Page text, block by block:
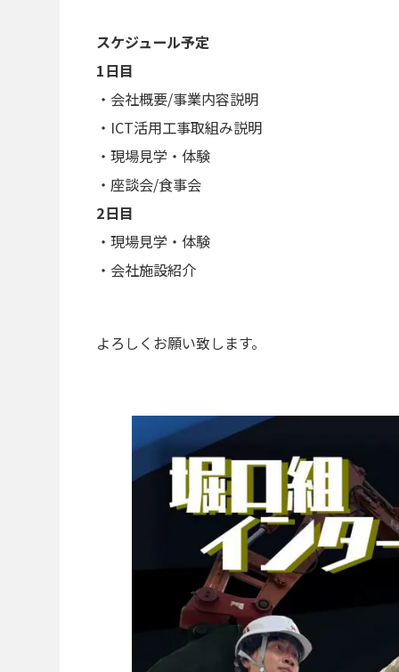
スケジュール予定
1日目
・会社概要/事業内容説明
・ICT活用工事取組み説明
・現場見学・体験
・座談会/食事会
2日目
・現場見学・体験
・会社施設紹介
よろしくお願い致します。